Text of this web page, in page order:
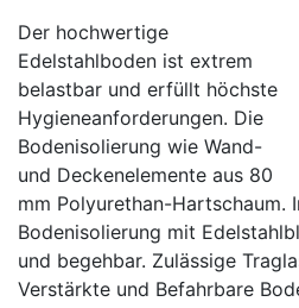
Der hochwertige
Edelstahlboden ist extrem
belastbar und erfüllt höchste
Hygieneanforderungen. Die
Bodenisolierung wie Wand-
und Deckenelemente aus 80
mm Polyurethan-Hartschaum.
Bodenisolierung mit
und begehbar. Zulässige
Verstärkte und Befahrbare